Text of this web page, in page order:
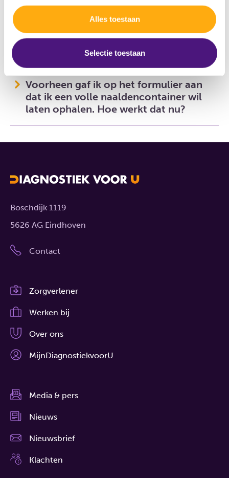
Alles toestaan
Selectie toestaan
het bestelportaal, kan ik deze toch
Voorheen gaf ik op het formulier aan
dat ik een volle naaldencontainer wil
laten ophalen. Hoe werkt dat nu?
Boschdijk 1119
5626 AG Eindhoven
Contact
Zorgverlener
Werken bij
Over ons
MijnDiagnostiekvoorU
Media & pers
Nieuws
Nieuwsbrief
Klachten